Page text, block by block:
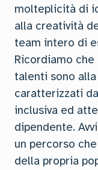
molteplicità di
alla creatività
team intero di
Ricordiamo
talenti sono
caratterizzati
inclusiva ed
dipendente.
un percorso
della propria